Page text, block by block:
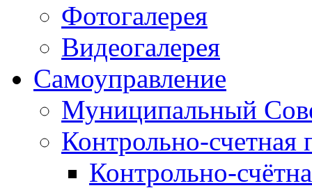
Фотогалерея
Видеогалерея
Самоуправление
Муниципальный
Контрольно-счетная
Контрольно-